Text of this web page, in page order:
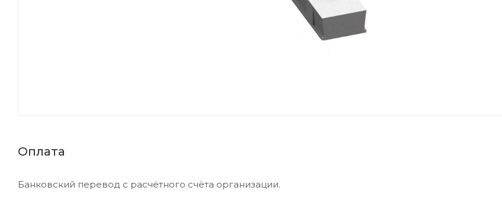
Оплата
Банковский перевод с расчётного счёта организации.